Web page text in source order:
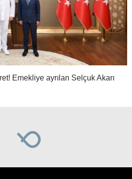
Emekliye ayrılan Selçuk Akarı